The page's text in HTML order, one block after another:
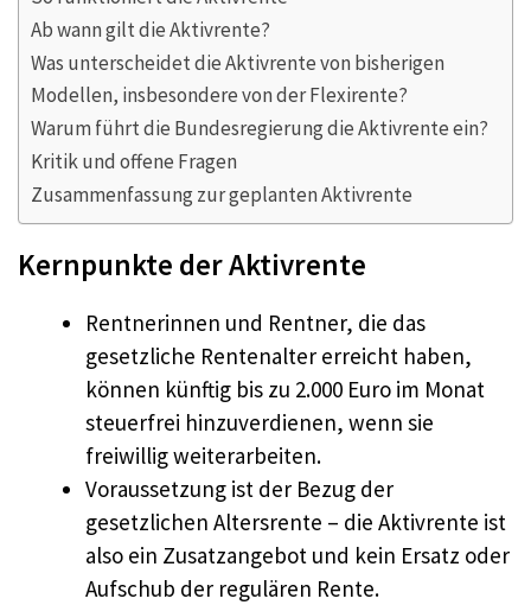
Ab wann gilt die Aktivrente?
Was unterscheidet die Aktivrente von bisherigen
Modellen, insbesondere von der Flexirente?
Warum führt die Bundesregierung die Aktivrente ein?
Kritik und offene Fragen
Zusammenfassung zur geplanten Aktivrente
Kernpunkte der Aktivrente
Rentnerinnen und Rentner, die das
gesetzliche Rentenalter erreicht haben,
können künftig bis zu 2.000 Euro im Monat
steuerfrei hinzuverdienen, wenn sie
freiwillig weiterarbeiten.
Voraussetzung ist der Bezug der
gesetzlichen Altersrente – die Aktivrente ist
also ein Zusatzangebot und kein Ersatz oder
Aufschub der regulären Rente.